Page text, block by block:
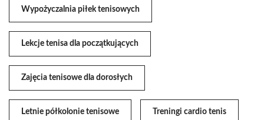
Wypożyczalnia piłek tenisowych
Lekcje tenisa dla początkujących
Zajęcia tenisowe dla dorosłych
Letnie półkolonie tenisowe Treningi cardio tenis